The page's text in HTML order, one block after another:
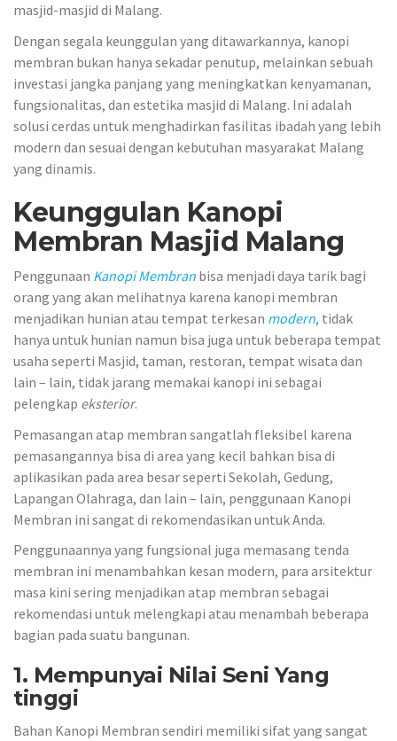
masjid-masjid di Malang.
Dengan segala keunggulan yang ditawarkannya, kanopi
membran bukan hanya sekadar penutup, melainkan sebuah
investasi jangka panjang yang meningkatkan kenyamanan,
fungsionalitas, dan estetika masjid di Malang. Ini adalah
solusi cerdas untuk menghadirkan fasilitas ibadah yang lebih
modern dan sesuai dengan kebutuhan masyarakat Malang
yang dinamis.
Keunggulan Kanopi
Membran Masjid Malang
Penggunaan KanopiMembran bisa menjadi daya tarik bagi
orang yang akan melihatnya karena kanopi membran
menjadikan hunian atau tempat terkesan modern, tidak
hanya untuk hunian namun bisa juga untuk beberapa tempat
usaha seperti Masjid, taman, restoran, tempat wisata dan
lain – lain, tidak jarang memakai kanopi ini sebagai
pelengkap eksterior.
Pemasangan atap membran sangatlah fleksibel karena
pemasangannya bisa di area yang kecil bahkan bisa di
aplikasikan pada area besar seperti Sekolah, Gedung,
Lapangan Olahraga, dan lain – lain, penggunaan Kanopi
Membran ini sangat di rekomendasikan untuk Anda.
Penggunaannya yang fungsional juga memasang tenda
membran ini menambahkan kesan modern, para arsitektur
masa kini sering menjadikan atap membran sebagai
rekomendasi untuk melengkapi atau menambah beberapa
bagian pada suatu bangunan.
1. Mempunyai Nilai Seni Yang
tinggi
Bahan Kanopi Membran sendiri memiliki sifat yang sangat